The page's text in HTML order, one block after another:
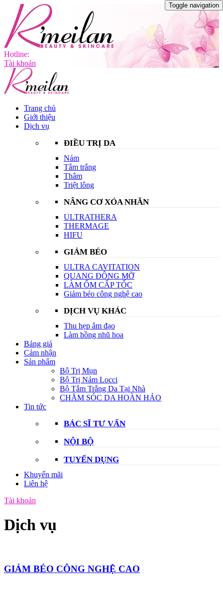
Hotline:
Tài khoản
Toggle navigation
Trang chủ
Giới thiệu
Dịch vụ
ĐIỀU TRỊ DA
Nám
Tắm trắng
Thâm
Triệt lông
NÂNG CƠ XÓA NHĂN
ULTRATHERA
THERMAGE
HIFU
GIẢM BÉO
ULTRA CAVITATION
QUANG ĐÔNG MỠ
LÀM ỐM CẤP TỐC
Giảm béo công nghệ cao
DỊCH VỤ KHÁC
Thu hẹp âm đạo
Làm hồng nhũ hoa
Bảng giá
Cảm nhận
Sản phẩm
Bộ Trị Mụn
Bộ Trị Nám Locci
Bộ Tắm Trắng Da Tại Nhà
CHĂM SÓC DA HOÀN HẢO
Tin tức
BÁC SĨ TƯ VẤN
NỘI BỘ
TUYỂN DỤNG
Khuyến mãi
Liên hệ
Tài khoản
Dịch vụ
GIẢM BÉO CÔNG NGHỆ CAO